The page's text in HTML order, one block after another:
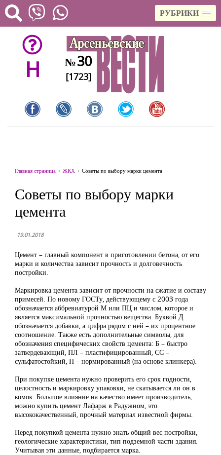
РУБРИКИ
H №30
[1723]
Главная страница ЖКХ Советы по выбору марки цемента
Советы по выбору марки
цемента
19.01.2018
Цемент – главный компонент в приготовлении бетона, от его
марки и количества зависит прочность и долговечность
постройки.
Маркировка цемента зависит от прочности на сжатие и составу
примесей. По новому ГОСТу, действующему с 2003 года
обозначается аббревиатурой М или ПЦ и числом, которое и
является максимальной прочностью вещества. Буквой Д
обозначается добавки, а цифра рядом с ней – их процентное
соотношение. Также есть дополнительные символы, для
обозначения специфических свойств цемента: Б – быстро
затвердевающий, ПЛ – пластифицированный, СС –
сульфатостойкий, Н – нормированный (на основе клинкера).
При покупке цемента нужно проверить его срок годности,
целостность и маркировку упаковки, не скатывается ли он в
комок. Большое влияние на качество имеет производитель,
можно купить цемент Лафарж в Радужном, это
высококачественный, прочный материал известной фирмы.
Перед покупкой цемента нужно знать общий вес постройки,
геологические характеристики, тип подземной части здания.
Учитывая эти данные, подбирается марка.